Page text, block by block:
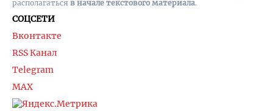
СОЦСЕТИ
Вконтакте
RSS Канал
Telegram
MAX
располагаться в начале текстового материала.